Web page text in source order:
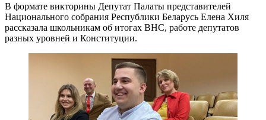
В формате викторины Депутат Палаты представителей
Национального собрания Республики Беларусь Елена Хиля
рассказала школьникам об итогах ВНС, работе депутатов
разных уровней и Конституции.